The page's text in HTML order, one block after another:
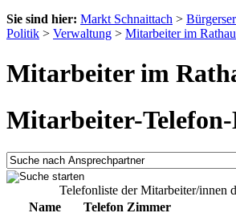
Sie sind hier: Markt Schnaittach >
Politik > Verwaltung > Mitarbeiter im
Mitarbeiter im
Mitarbeiter-
Telefonliste der Mitarbeiter/innen
Name
Telefon Zimmer